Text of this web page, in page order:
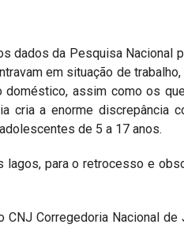
dados da Pesquisa Nacional
em situação de
doméstico, assim como os
cria a enorme discrepância
de 5 a 17 anos.
lagos, para o retrocesso e
CNJ Corregedoria Nacional